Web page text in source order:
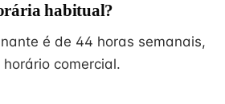
habitual?
é de 44 horas semanais,
horário comercial.